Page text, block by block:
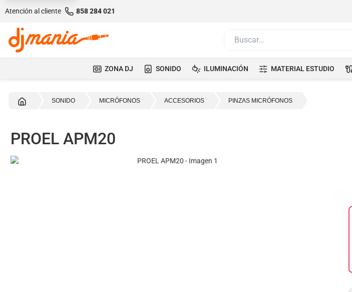
Atención al cliente 858 284 021
ZONA DJ SONIDO ILUMINACIÓN MATERIAL ESTUDIO
SONIDO MICRÓFONOS ACCESORIOS PINZAS MICRÓFONOS
PROEL APM20